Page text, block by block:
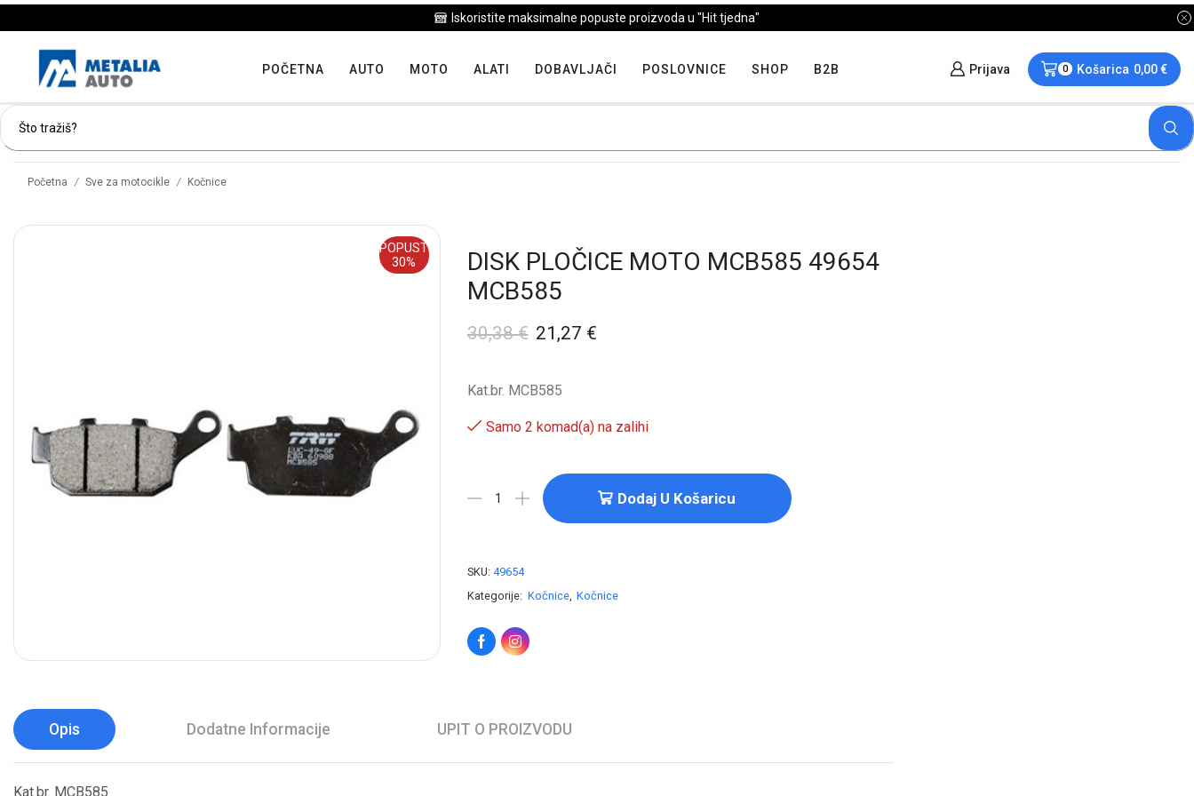
Iskoristite maksimalne popuste proizvoda u "Hit tjedna"
POČETNA AUTO MOTO ALATI DOBAVLJAČI POSLOVNICE SHOP B2B Prijava 0 Košarica 0,00€
Početna / Sve za motocikle / Kočnice
POPUST
30%
DISK PLOČICE MOTO MCB585 49654
MCB585
30,38€ 21,27 €
Kat.br. MCB585
Samo 2 komad(a) na zalihi
Dodaj U Košaricu
SKU: 49654
Kategorije: Kočnice, Kočnice
Opis Dodatne Informacije UPIT O PROIZVODU
Kat.br. MCB585